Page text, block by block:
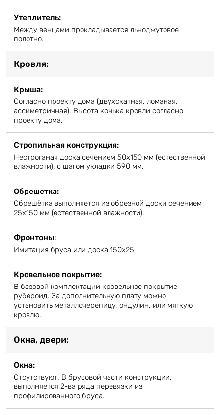
Утеплитель:
Между венцами прокладывается льноджутовое
полотно.
Кровля:
Крыша:
Согласно проекту дома (двухскатная, ломаная,
ассиметричная). Высота конька кровли согласно
проекту дома.
Стропильная конструкция:
Нестроганая доска сечением 50х150 мм (естественной
влажности), с шагом укладки 590 мм.
Обрешетка:
Обрешётка выполняется из обрезной доски сечением
25х150 мм (естественной влажности).
Фронтоны:
Имитация бруса или доска 150х25
Кровельное покрытие:
В базовой комплектации кровельное покрытие -
рубероид. За дополнительную плату можно
установить металлочерепицу, ондулин, или мягкую
кровлю.
Окна, двери:
Окна:
Отсутствуют. В брусовой части конструкции,
выполняется 2-ва ряда перевязки из
профилированного бруса.